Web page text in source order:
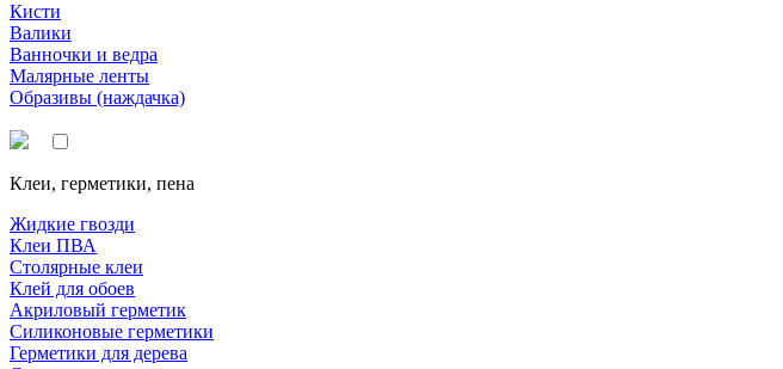
Кисти
Валики
Ванночки и ведра
Малярные ленты
Образивы (наждачка)
Клеи, герметики, пена
Жидкие гвозди
Клеи ПВА
Столярные клеи
Клей для обоев
Акриловый герметик
Силиконовые герметики
Герметики для дерева